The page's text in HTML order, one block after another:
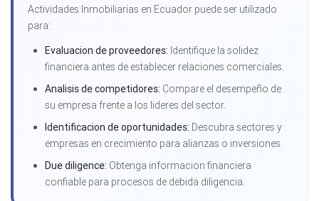
Actividades Inmobiliarias en Ecuador puede ser utilizado
para:
Evaluacion de proveedores: Identifique la solidez
financiera antes de establecer relaciones comerciales.
Analisis de competidores: Compare el desempeño de
su empresa frente a los lideres del sector.
Identificacion de oportunidades: Descubra sectores y
empresas en crecimiento para alianzas o inversiones.
Due diligence: Obtenga informacion financiera
confiable para procesos de debida diligencia.